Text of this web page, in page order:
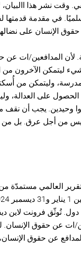
وقت نشر هذا
سلميًا. في مقدمة
الإنسان على
لأن المدافعين/ات
ليتمكن الآخرون من
وليتمكن من
على العدالة،
وحيدين. يجب أن
من أجل عرق. بل من
العالمي مستمدّة
انتهاكًا مُبلّغًا عنه في 105 دول.
ات عن حقوق
المدافع عن حقوق